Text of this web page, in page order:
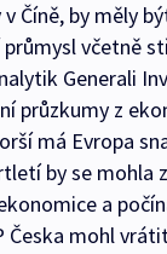
Číně, by měly
včetně
Generali
průzkumy z
má Evropa
by se mohla
a
Česka mohl